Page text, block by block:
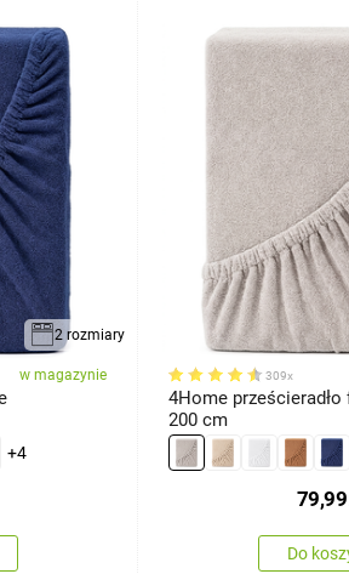
2 rozmiary
w magazynie
+4
309x
4Home
200 cm
Do